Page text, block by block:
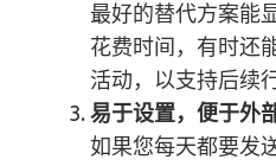
最好的替代方案能
花费时间，有时还
活动，以支持后续
易于设置，便于外
如果您每天都要发